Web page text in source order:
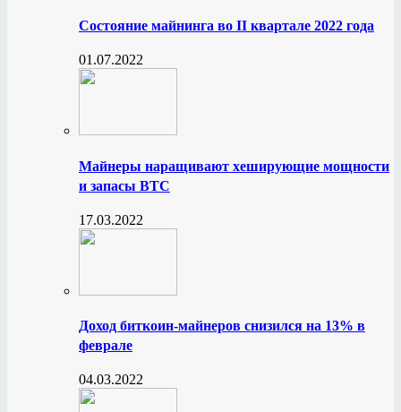
Состояние майнинга во II квартале 2022 года
01.07.2022
Майнеры наращивают хеширующие мощности
и запасы BTC
17.03.2022
Доход биткоин-майнеров снизился на 13% в
феврале
04.03.2022